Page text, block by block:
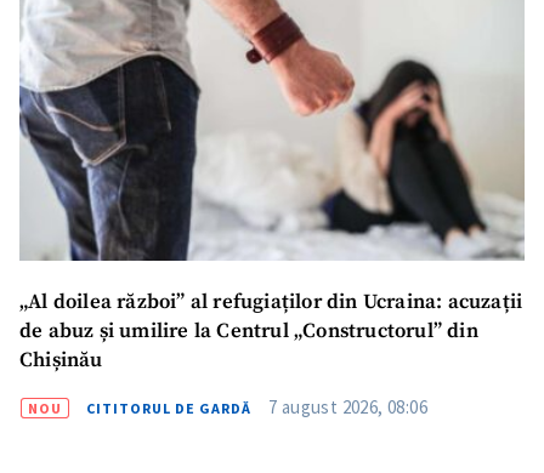
SUSȚINE
„Al doilea război” al refugiaților din Ucraina: acuzații
de abuz și umilire la Centrul „Constructorul” din
Chișinău
NOU CITITORUL DE GARDĂ 7 august 2026, 08:06